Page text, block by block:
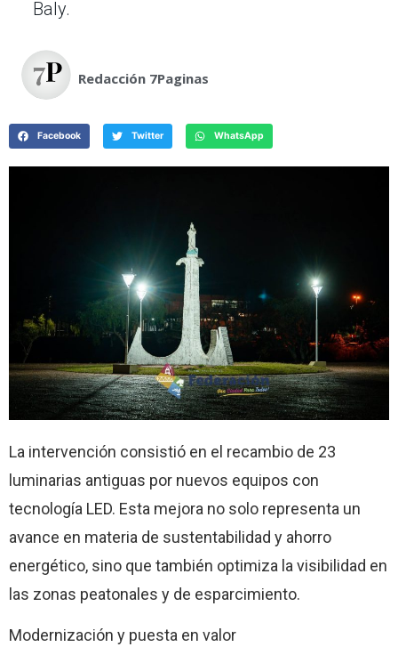
Baly.
Redacción 7Paginas
Facebook Twitter WhatsApp
La intervención consistió en el recambio de 23
luminarias antiguas por nuevos equipos con
tecnología LED. Esta mejora no solo representa un
avance en materia de sustentabilidad y ahorro
energético, sino que también optimiza la visibilidad en
las zonas peatonales y de esparcimiento.
Modernización y puesta en valor